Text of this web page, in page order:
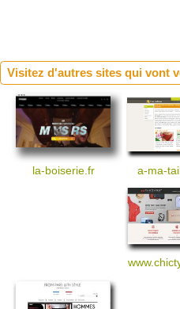
Visitez d'autres sites qui vont
la-boiserie.fr a-ma-